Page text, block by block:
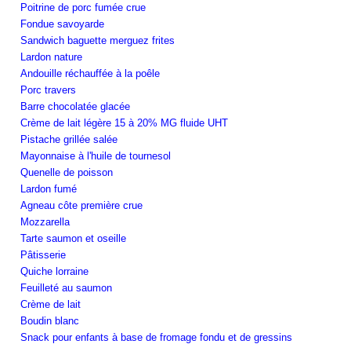
Poitrine de porc fumée crue
Fondue savoyarde
Sandwich baguette merguez frites
Lardon nature
Andouille réchauffée à la poêle
Porc travers
Barre chocolatée glacée
Crème de lait légère 15 à 20% MG fluide UHT
Pistache grillée salée
Mayonnaise à l'huile de tournesol
Quenelle de poisson
Lardon fumé
Agneau côte première crue
Mozzarella
Tarte saumon et oseille
Pâtisserie
Quiche lorraine
Feuilleté au saumon
Crème de lait
Boudin blanc
Snack pour enfants à base de fromage fondu et de gressins